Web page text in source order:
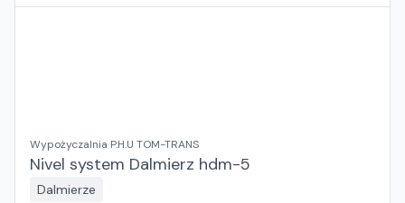
Wypożyczalnia P.H.U TOM-TRANS
Nivel system Dalmierz hdm-5
Dalmierze